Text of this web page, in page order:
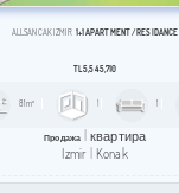
ALLSANCAK İZMİR 1+1 APARTMENT / RESİDANCE
TL5,545,710
81m² 1 1
Продажа
квартира
Izmir Konak